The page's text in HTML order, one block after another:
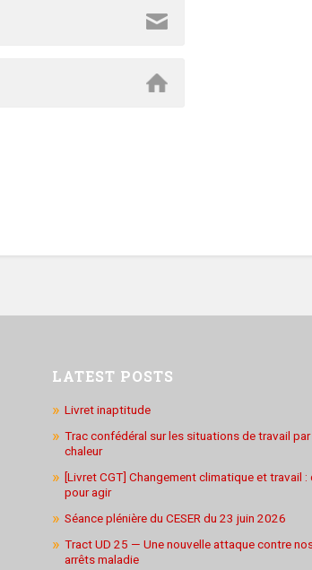
LATEST POSTS
Livret inaptitude
Trac confédéral sur les situations de travail
chaleur
[Livret CGT] Changement climatique et travail :
pour agir
Séance plénière du CESER du 23 juin 2026
Tract UD 25 — Une nouvelle attaque contre
arrêts maladie